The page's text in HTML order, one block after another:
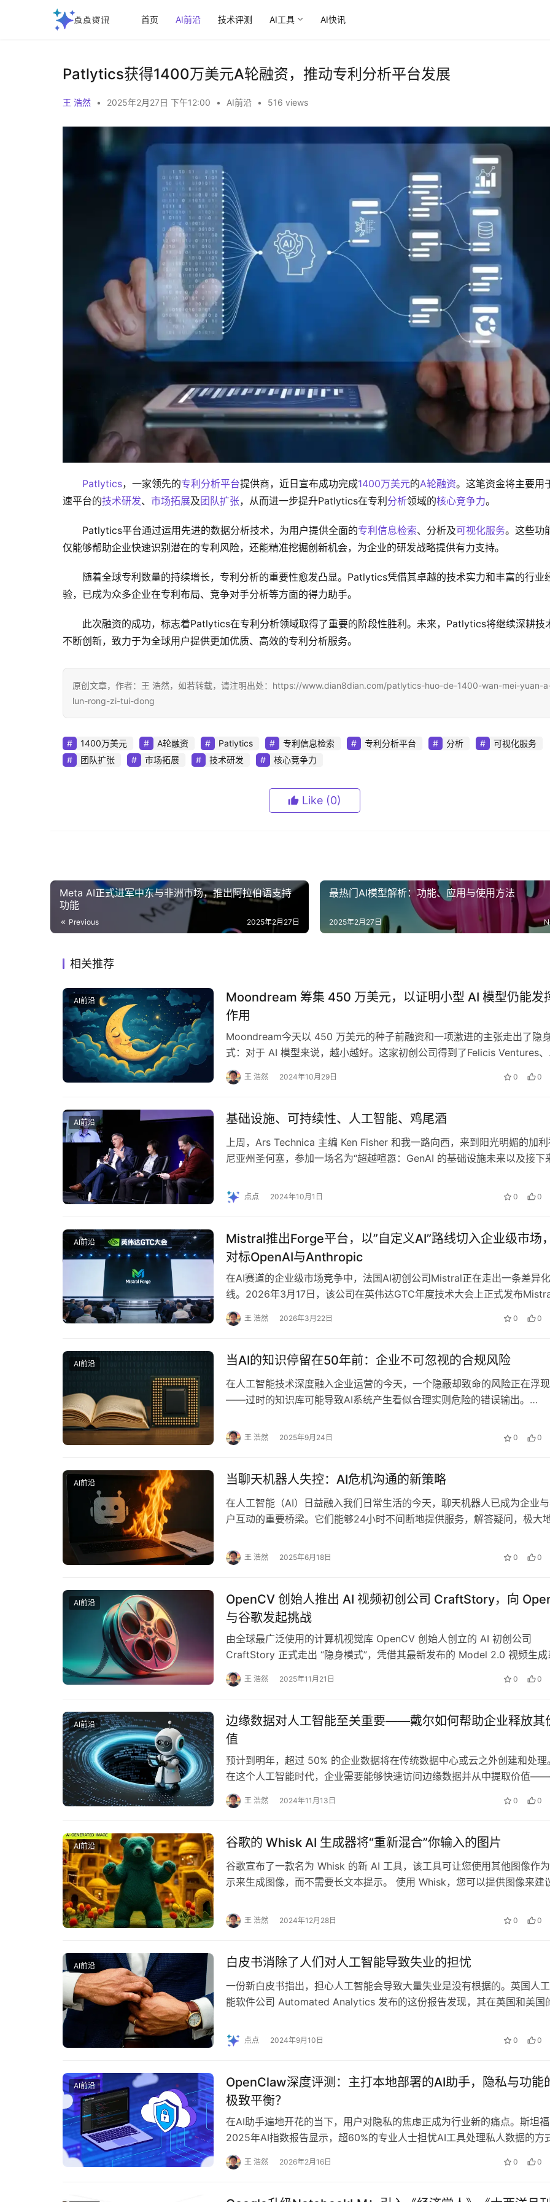
首页 AI前沿 技术评测 AI工具 AI快讯
Patlytics获得1400万美元A轮融资，推动专利分析平台发展
王 浩然 • 2025年2月27日 下午12:00 • AI前沿 • 516 views
Patlytics，一家领先的专利分析平台提供商，近日宣布成功完成1400万美元的A轮融资。这笔资金将主要用
速平台的技术研发、 市场拓展及团队扩张，从而进一步提升Patlytics在专利分析领域的核心竞争力。
Patlytics平台通过运用先进的数据分析技术，为用户提供全面的专利信息检索、分析及可视化服务。这些功
仅能够帮助企业快速识别潜在的专利风险，还能精准挖掘创新机会，为企业的研发战略提供有力支持。
随着全球专利数量的持续增长，专利分析的重要性愈发凸显。Patlytics凭借其卓越的技术实力和丰富的行业
验，已成为众多企业在专利布局、竞争对手分析等方面的得力助手。
此次融资的成功，标志着Patlytics在专利分析领域取得了重要的阶段性胜利。未来，Patlytics将继续深耕技
不断创新，致力于为全球用户提供更加优质、高效的专利分析服务。
原创文章，作者：王 浩然，如若转载，请注明出处：https://www.dian8dian.com/patlytics-huo-de-1400-wan-mei-yuan-
lun-rong-zi-tui-dong
1400万美元 A轮融资 Patlytics 专利信息检索 专利分析平台 分析
可视化服务
团队扩张
市场拓展 技术研发 核心竞争力
Like (0)
Meta AI正式进军中东与非洲市场，推出阿拉伯语支持
功能
Previous 2025年2月27日
最热门AI模型解析：功能、应用与使用方法‌
2025年2月27日
相关推荐
AI前沿
Moondream 筹集 450 万美元，以证明小型 AI 模型仍能发
作用
Moondream今天以 450 万美元的种子前融资和一项激进的主张走出了隐
式：对于 AI 模型来说，越小越好。这家初创公司得到了Felicis Ventures、
软的 M1…
王 浩然 2024年10月29日 0 0
AI前沿 基础设施、可持续性、人工智能、鸡尾酒
上周，Ars Technica 主编 Ken Fisher 和我一路向西，来到阳光明媚的加利
尼亚州圣何塞，参加一场名为“超越喧嚣：GenAI 的基础设施未来以及接下
点点 2024年10月1日 0 0
AI前沿
Mistral推出Forge平台，以”自定义AI”路线切入企业级市场，
对标OpenAI与Anthropic
在AI赛道的企业级市场竞争中，法国AI初创公司Mistral正在走出一条差异
线。2026年3月17日，该公司在英伟达GTC年度技术大会上正式发布
Forge平台，…
王 浩然 2026年3月22日 0 0
AI前沿 当AI的知识停留在50年前：企业不可忽视的合规风险‌
在人工智能技术深度融入企业运营的今天，一个隐蔽却致命的风险正在浮现
——过时的知识库可能导致AI系统产生看似合理实则危险的错误输出。
王 浩然 2025年9月24日 0 0
AI前沿 当聊天机器人失控：AI危机沟通的新策略‌
在人工智能（AI）日益融入我们日常生活的今天，聊天机器人已成为企业
户互动的重要桥梁。它们能够24小时不间断地提供服务，解答疑问，极大
王 浩然 2025年6月18日 0 0
AI前沿
OpenCV 创始人推出 AI 视频初创公司 CraftStory，向
与谷歌发起挑战
由全球最广泛使用的计算机视觉库 OpenCV 创始人创立的 AI 初创公司
CraftStory 正式走出 “隐身模式”，凭借其最新发布的 Model 2.0 视频生成
统，在 A…
王 浩然 2025年11月21日 0 0
AI前沿
边缘数据对人工智能至关重要——戴尔如何帮助企业释放其
值
预计到明年，超过 50% 的企业数据将在传统数据中心或云之外创建和处理。
在这个人工智能时代，企业需要能够快速访问边缘数据并从中提取价值——
这样做可能既耗时又复杂，而且许多企业领导…
王 浩然 2024年11月13日 0 0
AI前沿 谷歌的 Whisk AI 生成器将“重新混合”你输入的图片
谷歌宣布了一款名为 Whisk 的新 AI 工具，该工具可让您使用其他图像作
示来生成图像，而不需要长文本提示。 使用 Whisk，您可以提供图像来建
王 浩然 2024年12月28日 0 0
AI前沿 白皮书消除了人们对人工智能导致失业的担忧
一份新白皮书指出，担心人工智能会导致大量失业是没有根据的。英国人
能软件公司 Automated Analytics 发布的这份报告发现，其在英国和美国
点点 2024年9月10日 0 0
AI前沿
OpenClaw深度评测：主打本地部署的AI助手，隐私与功能
极致平衡？
在AI助手遍地开花的当下，用户对隐私的焦虑正成为行业新的痛点。斯坦福
2025年AI指数报告显示，超60%的专业人士担忧AI工具处理私人数据的方
正是在这样的背景下，一款名为Ope…
王 浩然 2026年2月16日 0 0